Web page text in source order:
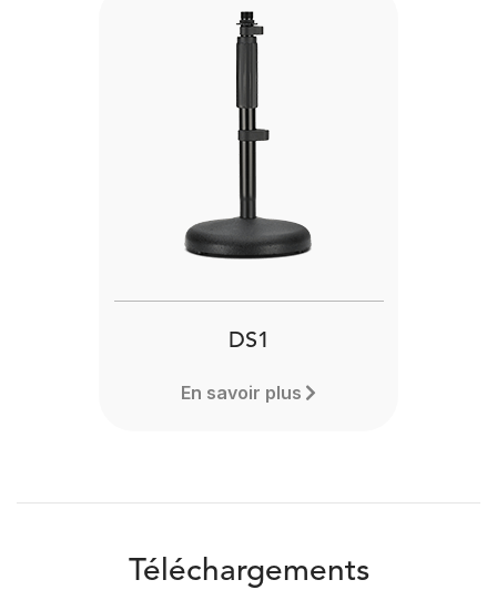
DS1
En savoir plus
Téléchargements